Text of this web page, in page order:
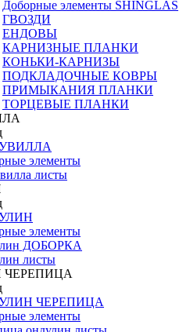
Доборные элементы SHINGLAS
ГВОЗДИ
ЕНДОВЫ
КАРНИЗНЫЕ ПЛАНКИ
КОНЬКИ-КАРНИЗЫ
ПОДКЛАДОЧНЫЕ КОВРЫ
ПРИМЫКАНИЯ ПЛАНКИ
ТОРЦЕВЫЕ ПЛАНКИ
элементы
листы
элементы
ДОБОРКА
листы
ЧЕРЕПИЦА
элементы